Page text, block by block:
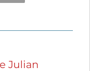
Julian